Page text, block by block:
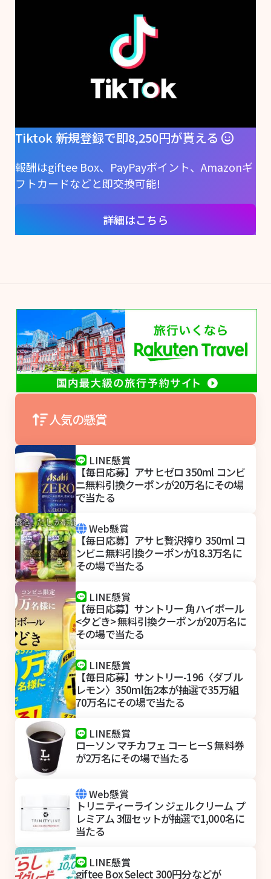
Tiktok 新規登録で即8,250円が貰える
報酬はgiftee Box、PayPayポイント、Amazonギ
フトカードなどと即交換可能!
詳細はこちら
人気の懸賞
LINE懸賞
【毎日応募】アサヒゼロ 350ml コンビ
ニ無料引換クーポンが20万名にその場
で当たる
Web懸賞
【毎日応募】アサヒ贅沢搾り 350ml コ
ンビニ無料引換クーポンが18.3万名に
その場で当たる
LINE懸賞
【毎日応募】サントリー 角ハイボール
<夕どき> 無料引換クーポンが20万名に
その場で当たる
LINE懸賞
【毎日応募】サントリー-196〈ダブル
レモン〉350ml缶2本が抽選で35万組
70万名にその場で当たる
LINE懸賞
ローソン マチカフェ コーヒーS 無料券
が2万名にその場で当たる
Web懸賞
トリニティーライン ジェルクリーム プ
レミアム 3個セットが抽選で1,000名に
当たる
LINE懸賞
giftee Box Select 300円分などが